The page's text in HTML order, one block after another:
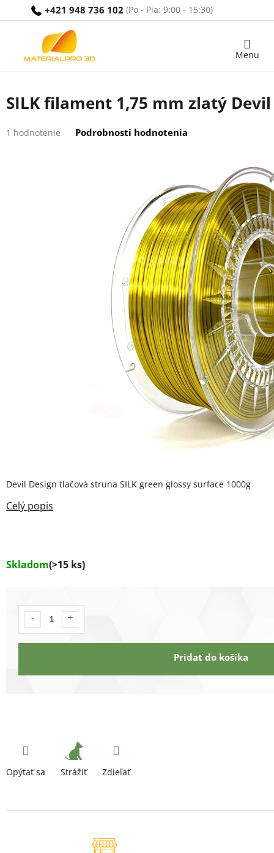
+421 948 736 102
Nákupný
SILK filament 1,75 mm zlatý
hodnotenie
1 hodnotenie Podrobnosti hodnotenia
Skladom(>15 ks)
Pridať do košíka
Devil Design tlačová struna SILK green glossy surface 1000g
Opýtať sa Strážiť Zdieľať